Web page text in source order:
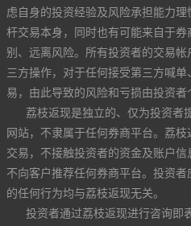
虑自身的投资经验及风险承担能力
杆交易本身，同时也有可能来自于
别、远离风险。所有投资者的交易
三方操作，对于任何接受第三方喊
易，由此导致的风险和亏损由投资者
荔枝返现是独立的、仅为投资者
网站，不隶属于任何券商平台。荔
交易，不接触投资者的资金及账户信
不向客户推荐任何券商平台。投资
的任何行为均与荔枝返现无关。
投资者通过荔枝返现进行咨询即